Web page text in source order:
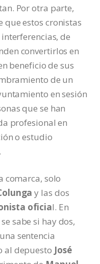
Por otra parte,
que estos cronistas
de
convertirlos en
beneficio de sus
de un
en sesión
que se han
profesional en
o estudio
comarca, solo
y las dos
oficial. En
sabe si hay dos,
sentencia
al depuesto José